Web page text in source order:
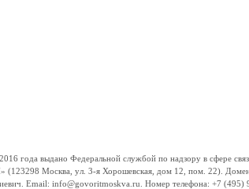
года выдано Федеральной службой по надзору в сфере
(123298 Москва, ул. 3-я Хорошевская, дом 12, пом. 22).
Email: info@govoritmoskva.ru. Номер телефона: +7 (495)